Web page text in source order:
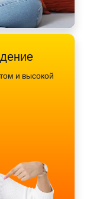
и высокой